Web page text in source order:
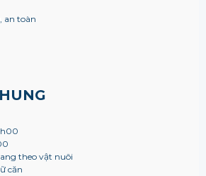
an toàn
theo vật nuôi
căn